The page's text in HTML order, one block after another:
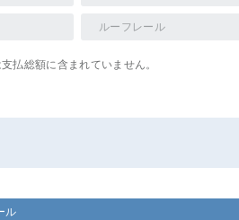
ルーフレール
払総額に含まれていません。
ル